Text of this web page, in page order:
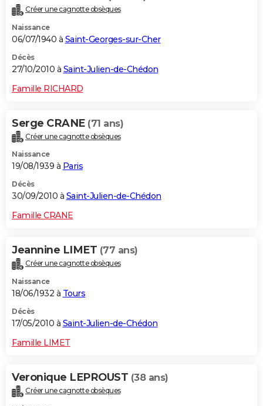
Créer une cagnotte obsèques
Naissance
06/07/1940 à Saint-Georges-sur-Cher
Décès
27/10/2010 à Saint-Julien-de-Chédon
Famille RICHARD
Serge CRANE (71 ans)
Créer une cagnotte obsèques
Naissance
19/08/1939 à Paris
Décès
30/09/2010 à Saint-Julien-de-Chédon
Famille CRANE
Jeannine LIMET (77 ans)
Créer une cagnotte obsèques
Naissance
18/06/1932 à Tours
Décès
17/05/2010 à Saint-Julien-de-Chédon
Famille LIMET
Veronique LEPROUST (38 ans)
Créer une cagnotte obsèques